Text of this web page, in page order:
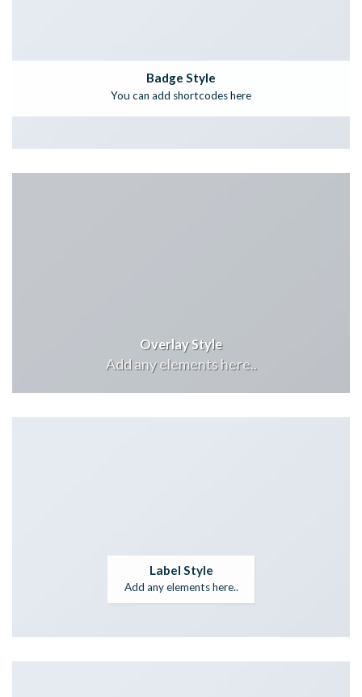
Badge Style
You can add shortcodes here
Overlay Style
Add any elements here..
Label Style
Add any elements here..